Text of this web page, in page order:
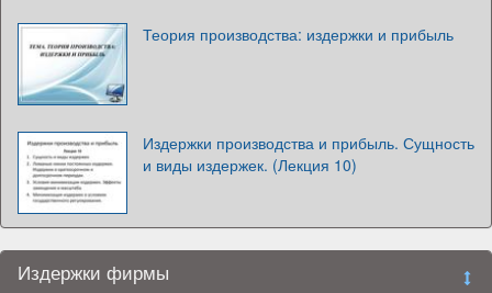
Теория производства: издержки и прибыль
Издержки производства и прибыль. Сущность
и виды издержек. (Лекция 10)
Издержки фирмы